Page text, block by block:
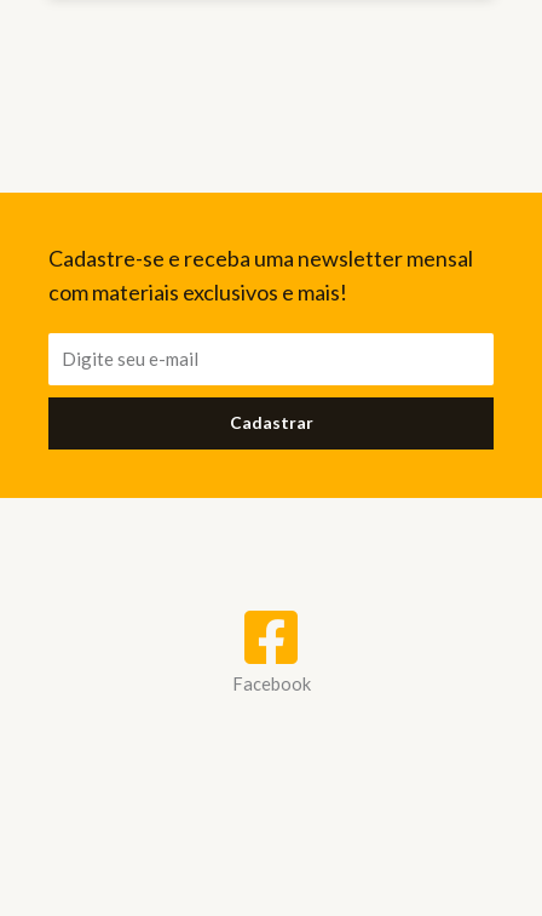
Cadastre-se e receba uma newsletter mensal
com materiais exclusivos e mais!
Cadastrar
Facebook